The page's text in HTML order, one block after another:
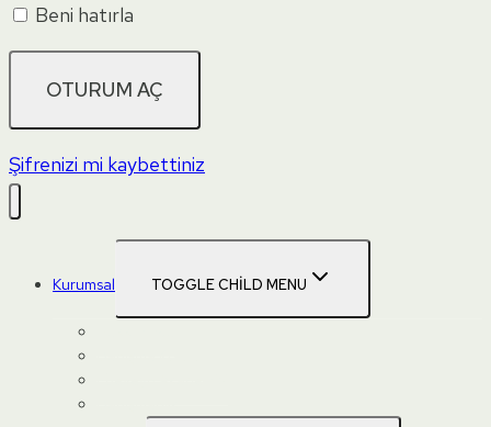
Beni hatırla
Şifrenizi mi kaybettiniz
Kurumsal TOGGLE CHILD MENU